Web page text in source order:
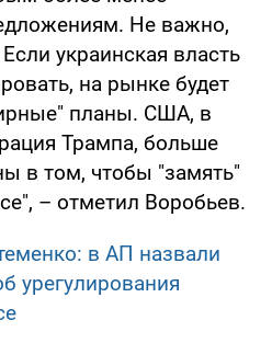
Не важно,
украинская власть
на рынке будет
планы. США, в
Трампа, больше
в том, чтобы "замять"
– отметил Воробьев.
в АП назвали
урегулирования